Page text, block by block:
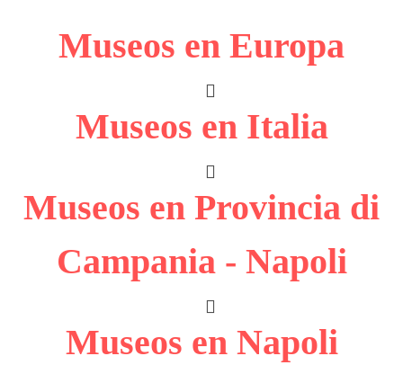
Museos en Europa
Museos en Italia
Museos en Provincia di
Campania - Napoli
Museos en Napoli